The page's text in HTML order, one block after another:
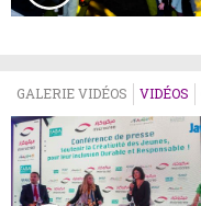
GALERIE VIDÉOS VIDÉOS